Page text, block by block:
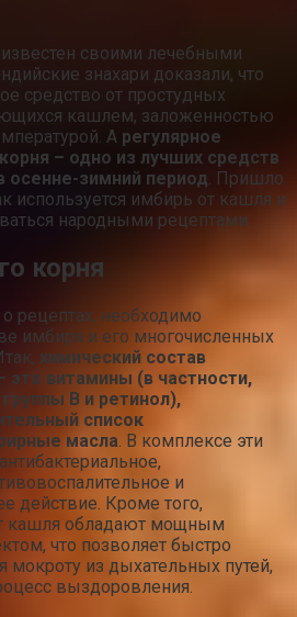
своими лечебными
знахари доказали, что
средство от простудных
кашлем, заложенностью
А регулярное
– одно из лучших средств
осенне-зимний период. Пришло
используется имбирь от кашля и
народными рецептами.
корня
рецептах, необходимо
имбиря и его многочисленных
химический состав
это витамины (в частности,
В и ретинол),
список
масла. В комплексе эти
и
действие. Кроме того,
кашля обладают мощным
что позволяет быстро
из дыхательных путей,
выздоровления.